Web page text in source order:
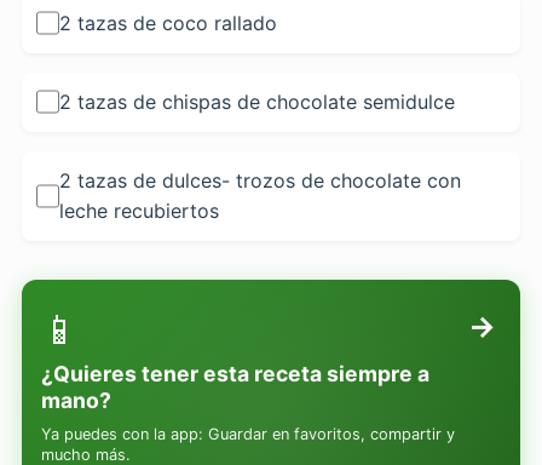
2 tazas de coco rallado
2 tazas de chispas de chocolate semidulce
2 tazas de dulces- trozos de chocolate con
leche recubiertos
📱
¿Quieres tener esta receta siempre a
mano?
Ya puedes con la app: Guardar en favoritos, compartir y
mucho más.
→